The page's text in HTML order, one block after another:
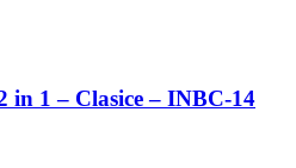
in 1 – Clasice – INBC-14